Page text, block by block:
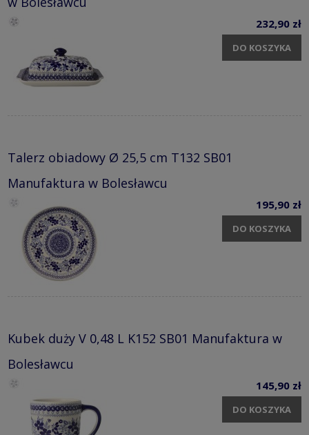
232,90 zł
DO KOSZYKA
Talerz obiadowy Ø 25,5 cm T132 SB01
Manufaktura w Bolesławcu
195,90 zł
DO KOSZYKA
Kubek duży V 0,48 L K152 SB01 Manufaktura w
Bolesławcu
145,90 zł
DO KOSZYKA